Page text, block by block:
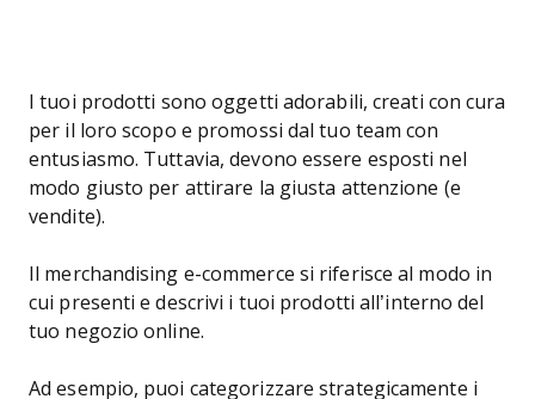
I tuoi prodotti sono oggetti adorabili, creati con cura
per il loro scopo e promossi dal tuo team con
entusiasmo. Tuttavia, devono essere esposti nel
modo giusto per attirare la giusta attenzione (e
vendite).
Il merchandising e-commerce si riferisce al modo in
cui presenti e descrivi i tuoi prodotti all’interno del
tuo negozio online.
Ad esempio, puoi categorizzare strategicamente i